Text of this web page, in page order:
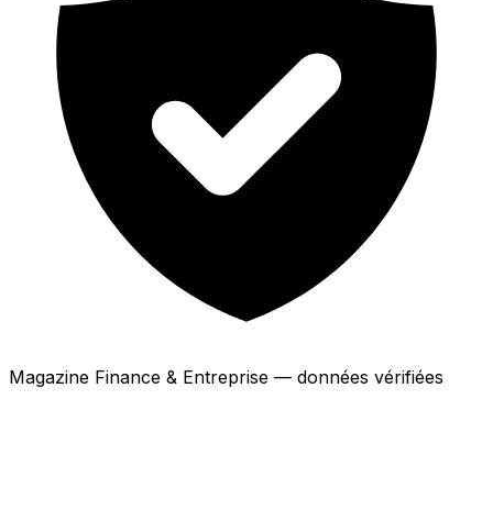
Magazine Finance & Entreprise — données vérifiées